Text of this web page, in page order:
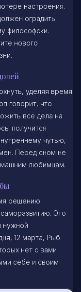
настроения.
оградить
философски.
нового
уделяя время
говорит, что
все дела на
получится
чутью,
Перед сном не
любимцам.
решению
Это
нужной
12 марта, Рыб
нет с вами
себе и своим